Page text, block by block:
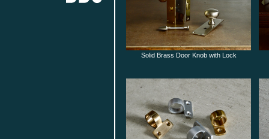
Solid Brass Door Knob with Lock